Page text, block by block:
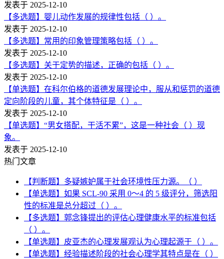
发表于 2025-12-10
【多选题】婴儿动作发展的规律性包括（ ）。
发表于 2025-12-10
【多选题】常用的印象管理策略包括（ ）。
发表于 2025-12-10
【多选题】关于定势的描述，正确的包括（ ）。
发表于 2025-12-10
【单选题】在科尔伯格的道德发展理论中，服从和惩罚的道德
定向阶段的儿童，其个体特征是（ ）。
发表于 2025-12-10
【单选题】“男女搭配，干活不累”，这是一种社会（ ）现
象。
发表于 2025-12-10
热门文章
【判断题】多疑嫉妒属于社会环境性压力源。（ ）
【单选题】如果 SCL-90 采用 0～4 的 5 级评分，筛选阳
性的标准是总分超过（ ）。
【多选题】郭念锋提出的评估心理健康水平的标准包括
（ ）。
【单选题】皮亚杰的心理发展观认为心理起源于（ ）。
【单选题】经验描述阶段的社会心理学其特点是在（ ）